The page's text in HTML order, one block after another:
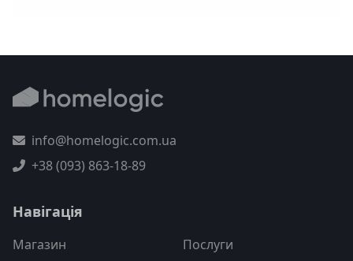
info@homelogic.com.ua
+38 (093) 863-18-89
Навігація
Магазин
Послуги